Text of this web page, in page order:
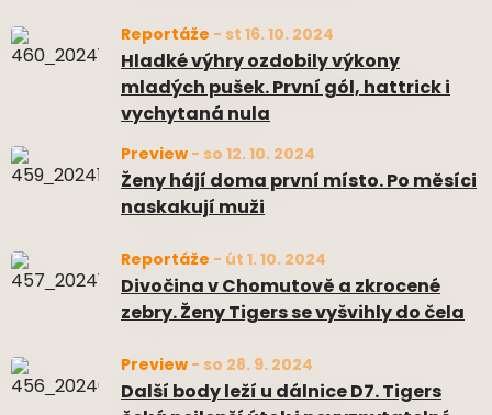
Reportáže - st 16. 10. 2024
Hladké výhry ozdobily výkony
mladých pušek. První gól, hattrick i
vychytaná nula
Preview- so 12. 10. 2024
Ženy hájí doma první místo. Po měsíci
naskakují muži
Reportáže - út 1. 10. 2024
Divočina v Chomutově a zkrocené
zebry. Ženy Tigers se vyšvihly do čela
Preview- so 28. 9. 2024
Další body leží u dálnice D7. Tigers